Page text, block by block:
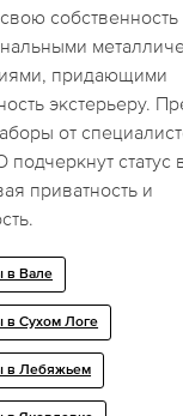
придающими
экстерьеру.
от
подчеркнут статус
приватность и
в Вале
в Сухом Логе
в Лебяжьем